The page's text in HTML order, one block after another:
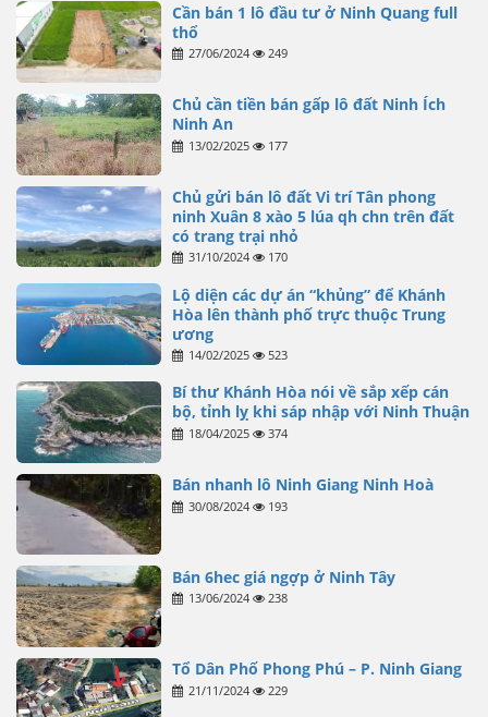
Cần bán 1 lô đầu tư ở Ninh Quang full
thổ
27/06/2024 249
Chủ cần tiền bán gấp lô đất Ninh Ích
Ninh An
13/02/2025 177
Chủ gửi bán lô đất Vi trí Tân phong
ninh Xuân 8 xào 5 lúa qh chn trên đất
có trang trại nhỏ
31/10/2024 170
Lộ diện các dự án “khủng” để Khánh
Hòa lên thành phố trực thuộc Trung
ương
14/02/2025 523
Bí thư Khánh Hòa nói về sắp xếp cán
bộ, tỉnh lỵ khi sáp nhập với Ninh Thuận
18/04/2025 374
Bán nhanh lô Ninh Giang Ninh Hoà
30/08/2024 193
Bán 6hec giá ngợp ở Ninh Tây
13/06/2024 238
Tổ Dân Phố Phong Phú – P. Ninh Giang
21/11/2024 229